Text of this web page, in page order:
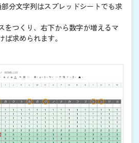
分文字列はスプレッドシートでも求
をつくり、右下から数字が増えるマ
求められます。